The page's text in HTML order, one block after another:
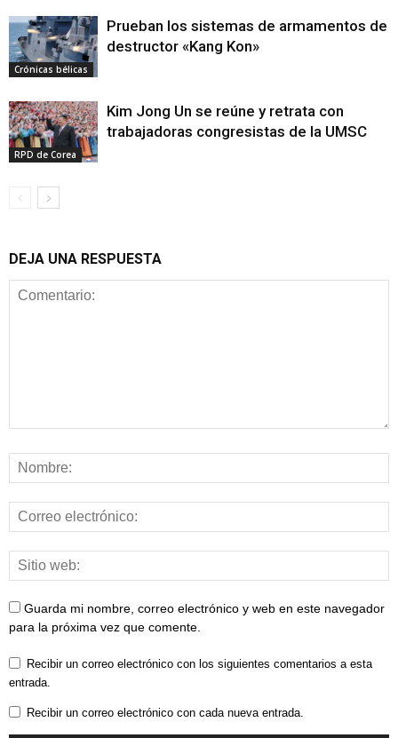
Crónicas bélicas
Prueban los sistemas de armamentos de
destructor «Kang Kon»
RPD de Corea
Kim Jong Un se reúne y retrata con
trabajadoras congresistas de la UMSC
DEJA UNA RESPUESTA
Guarda mi nombre, correo electrónico y web en este navegador
para la próxima vez que comente.
Recibir un correo electrónico con los siguientes comentarios a esta
entrada.
Recibir un correo electrónico con cada nueva entrada.